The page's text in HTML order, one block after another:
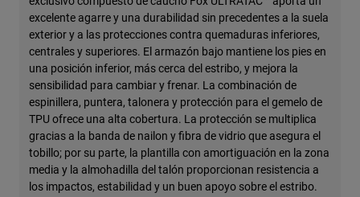
excelente agarre y una durabilidad sin precedentes a la suela
exterior y a las protecciones contra quemaduras inferiores,
centrales y superiores. El armazón bajo mantiene los pies en
una posición inferior, más cerca del estribo, y mejora la
sensibilidad para cambiar y frenar. La combinación de
espinillera, puntera, talonera y protección para el gemelo de
TPU ofrece una alta cobertura. La protección se multiplica
gracias a la banda de nailon y fibra de vidrio que asegura el
tobillo; por su parte, la plantilla con amortiguación en la zona
media y la almohadilla del talón proporcionan resistencia a
los impactos, estabilidad y un buen apoyo sobre el estribo.